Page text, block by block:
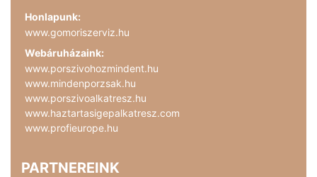
Honlapunk:
www.gomoriszerviz.hu
Webáruházaink:
www.porszivohozmindent.hu
www.mindenporzsak.hu
www.porszivoalkatresz.hu
www.haztartasigepalkatresz.com
www.profieurope.hu
PARTNEREINK